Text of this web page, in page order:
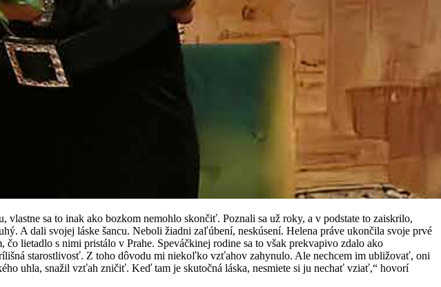
sa to inak ako bozkom nemohlo skončiť. Poznali sa už roky, a v podstate to zaiskrilo,
A dali svojej láske šancu. Neboli žiadni zaľúbe­ní, neskúsení. Helena práve ukončila svoje prvé
lietadlo s nimi pristálo v Prahe. Speváčkinej rodine sa to však prekvapivo zdalo ako
starostlivosť. Z toho dôvodu mi niekoľko vzťahov zahynulo. Ale nechcem im ubli­žovať, oni
uhla, snažil vzťah zničiť. Keď tam je skutočná láska, nesmiete si ju nechať vziať,“ hovorí